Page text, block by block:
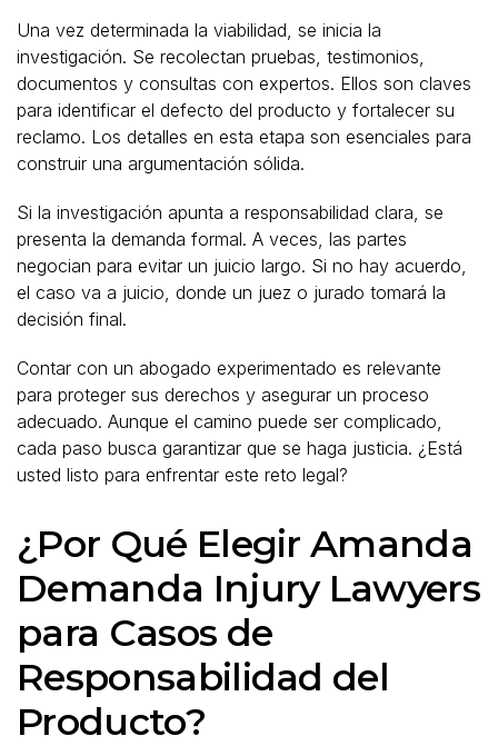
Una vez determinada la viabilidad, se inicia la
investigación. Se recolectan pruebas, testimonios,
documentos y consultas con expertos. Ellos son claves
para identificar el defecto del producto y fortalecer su
reclamo. Los detalles en esta etapa son esenciales para
construir una argumentación sólida.
Si la investigación apunta a responsabilidad clara, se
presenta la demanda formal. A veces, las partes
negocian para evitar un juicio largo. Si no hay acuerdo,
el caso va a juicio, donde un juez o jurado tomará la
decisión final.
Contar con un abogado experimentado es relevante
para proteger sus derechos y asegurar un proceso
adecuado. Aunque el camino puede ser complicado,
cada paso busca garantizar que se haga justicia. ¿Está
usted listo para enfrentar este reto legal?
¿Por Qué Elegir Amanda
Demanda Injury Lawyers
para Casos de
Responsabilidad del
Producto?